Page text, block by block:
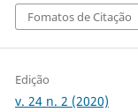
Fomatos de Citação
Edição
v. 24 n. 2 (2020)